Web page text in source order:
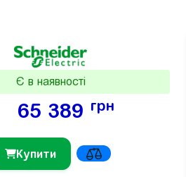
Є в наявності
65 389 грн
Купити